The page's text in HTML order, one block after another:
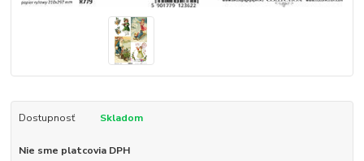
Dostupnosť Skladom
Nie sme platcovia DPH